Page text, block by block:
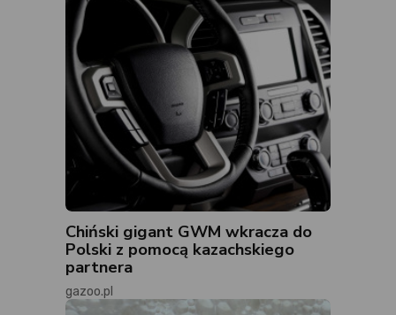
Chiński gigant GWM wkracza do
Polski z pomocą kazachskiego
partnera
gazoo.pl